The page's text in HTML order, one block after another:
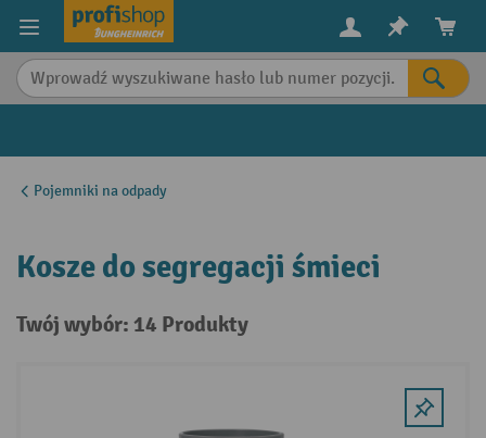
content
Pojemniki na odpady
Kosze do segregacji śmieci
Twój wybór: 14 Produkty